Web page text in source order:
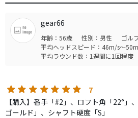
gear66
年齢：56歳 性別：男性
ゴル
平均ヘッドスピード：46m/s～
平均ラウンド数：1週間に1回程度
7
【購入】番手「#2」、ロフト角「22°」
ゴールド」、シャフト硬度「S」